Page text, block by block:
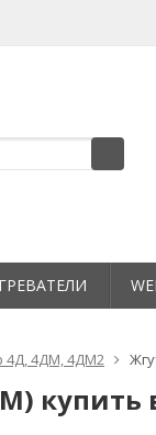
4Д, 4ДМ, 4ДМ2
купить